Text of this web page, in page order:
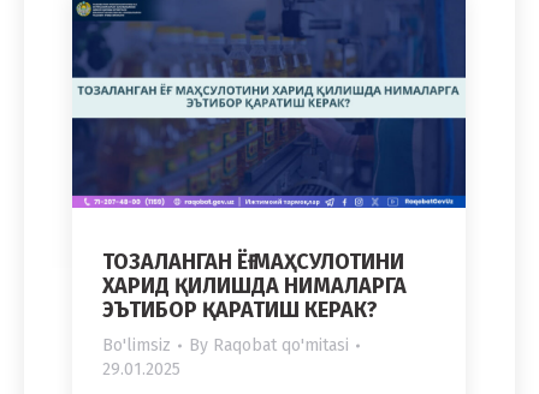
ТОЗАЛАНГАН ЁҒ МАҲСУЛОТИНИ
ХАРИД ҚИЛИШДА НИМАЛАРГА
ЭЪТИБОР ҚАРАТИШ КЕРАК?
Bo'limsiz By Raqobat qo'mitasi
29.01.2025